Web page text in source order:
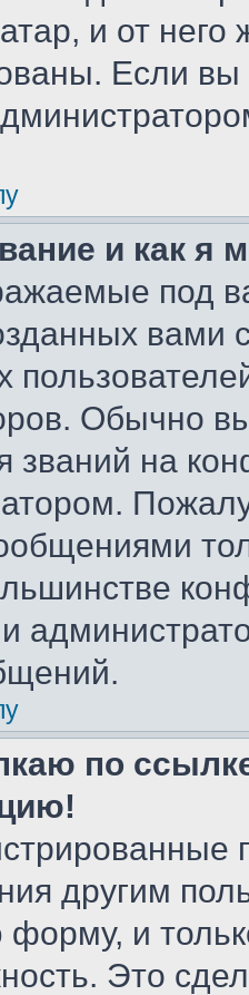
и от него
Если
и как я
под
Обычно
званий на
по
другим
и
Это